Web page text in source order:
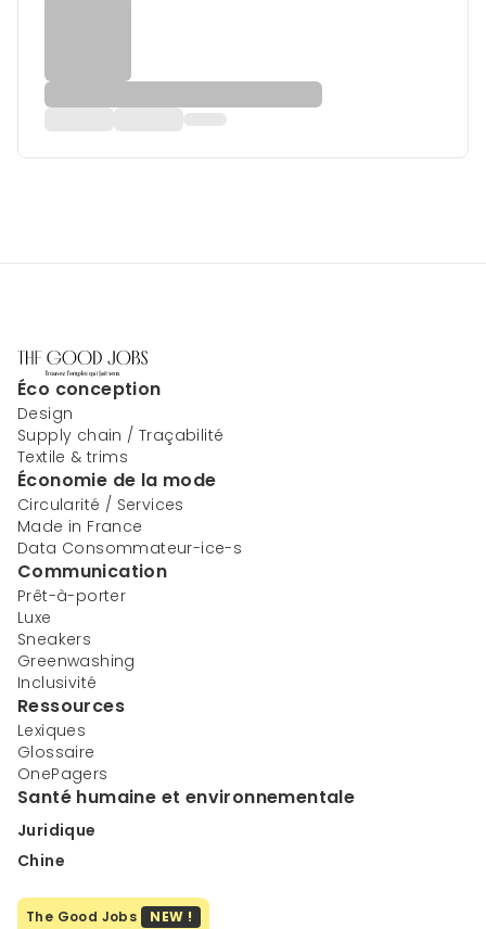
Éco conception
Design
Supply chain / Traçabilité
Textile & trims
Économie de la mode
Circularité / Services
Made in France
Data Consommateur-ice-s
Communication
Prêt-à-porter
Luxe
Sneakers
Greenwashing
Inclusivité
Ressources
Lexiques
Glossaire
OnePagers
Santé humaine et environnementale
Juridique
Chine
The Good Jobs NEW !